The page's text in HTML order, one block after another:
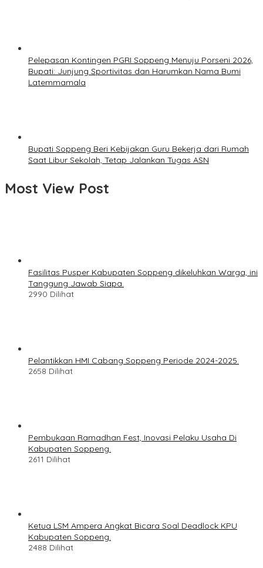
Pelepasan Kontingen PGRI Soppeng Menuju Porseni 2026,
Bupati: Junjung Sportivitas dan Harumkan Nama Bumi
Latemmamala
Bupati Soppeng Beri Kebijakan Guru Bekerja dari Rumah
Saat Libur Sekolah, Tetap Jalankan Tugas ASN
Most View Post
Fasilitas Pusper Kabupaten Soppeng dikeluhkan Warga, ini
Tanggung Jawab Siapa.
2990 Dilihat
Pelantikkan HMI Cabang Soppeng Periode 2024-2025.
2658 Dilihat
Pembukaan Ramadhan Fest, Inovasi Pelaku Usaha Di
Kabupaten Soppeng.
2611 Dilihat
Ketua LSM Ampera Angkat Bicara Soal Deadlock KPU
Kabupaten Soppeng.
2488 Dilihat